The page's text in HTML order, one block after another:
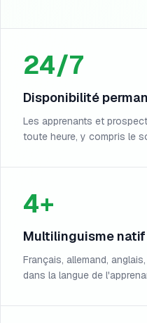
24/7
Disponibilité
Les apprenants et
toute heure, y compris le
4+
Multilinguisme natif
Français, allemand,
dans la langue de